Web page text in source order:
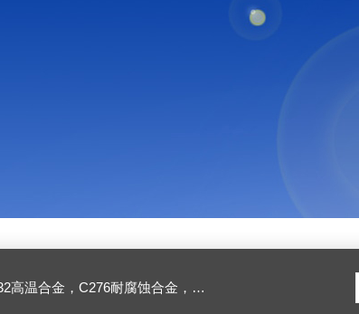
蚀合金，1J50精密合金，Inconel600镍基合金